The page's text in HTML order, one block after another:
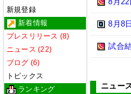
新規登録
新着情報
プレスリリース (8)
ニュース (22)
ブログ (6)
トピックス
ランキング
8月8
試合
ニュー